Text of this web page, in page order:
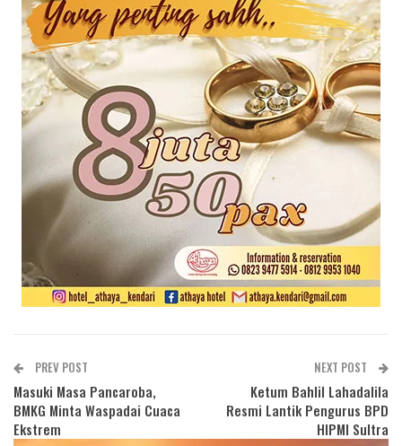
PREV POST
Masuki Masa Pancaroba,
BMKG Minta Waspadai Cuaca
Ekstrem
NEXT POST
Ketum Bahlil Lahadalila
Resmi Lantik Pengurus BPD
HIPMI Sultra